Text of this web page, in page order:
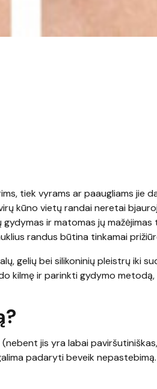
tiek vyrams ar paaugliams jie
kūno vietų randai neretai
ir matomas jų mažėjimas
randus būtina tinkamai
gelių bei silikoninių pleistrų iki
kilmę ir parinkti gydymo metodą,
jis yra labai
padaryti beveik nepastebimą.